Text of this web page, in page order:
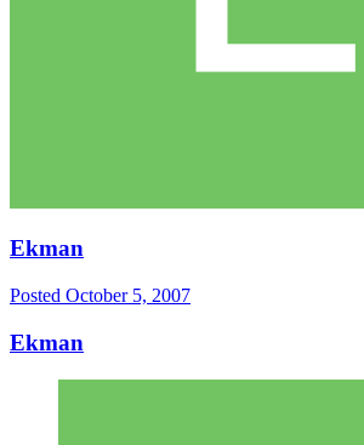
Ekman
Posted October 5, 2007
Ekman